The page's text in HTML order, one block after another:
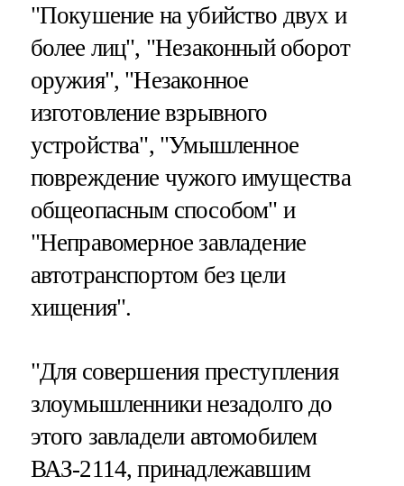
"Покушение на убийство двух и
более лиц", "Незаконный оборот
оружия", "Незаконное
изготовление взрывного
устройства", "Умышленное
повреждение чужого имущества
общеопасным способом" и
"Неправомерное завладение
автотранспортом без цели
хищения".
"Для совершения преступления
злоумышленники незадолго до
этого завладели автомобилем
ВАЗ-2114, принадлежавшим